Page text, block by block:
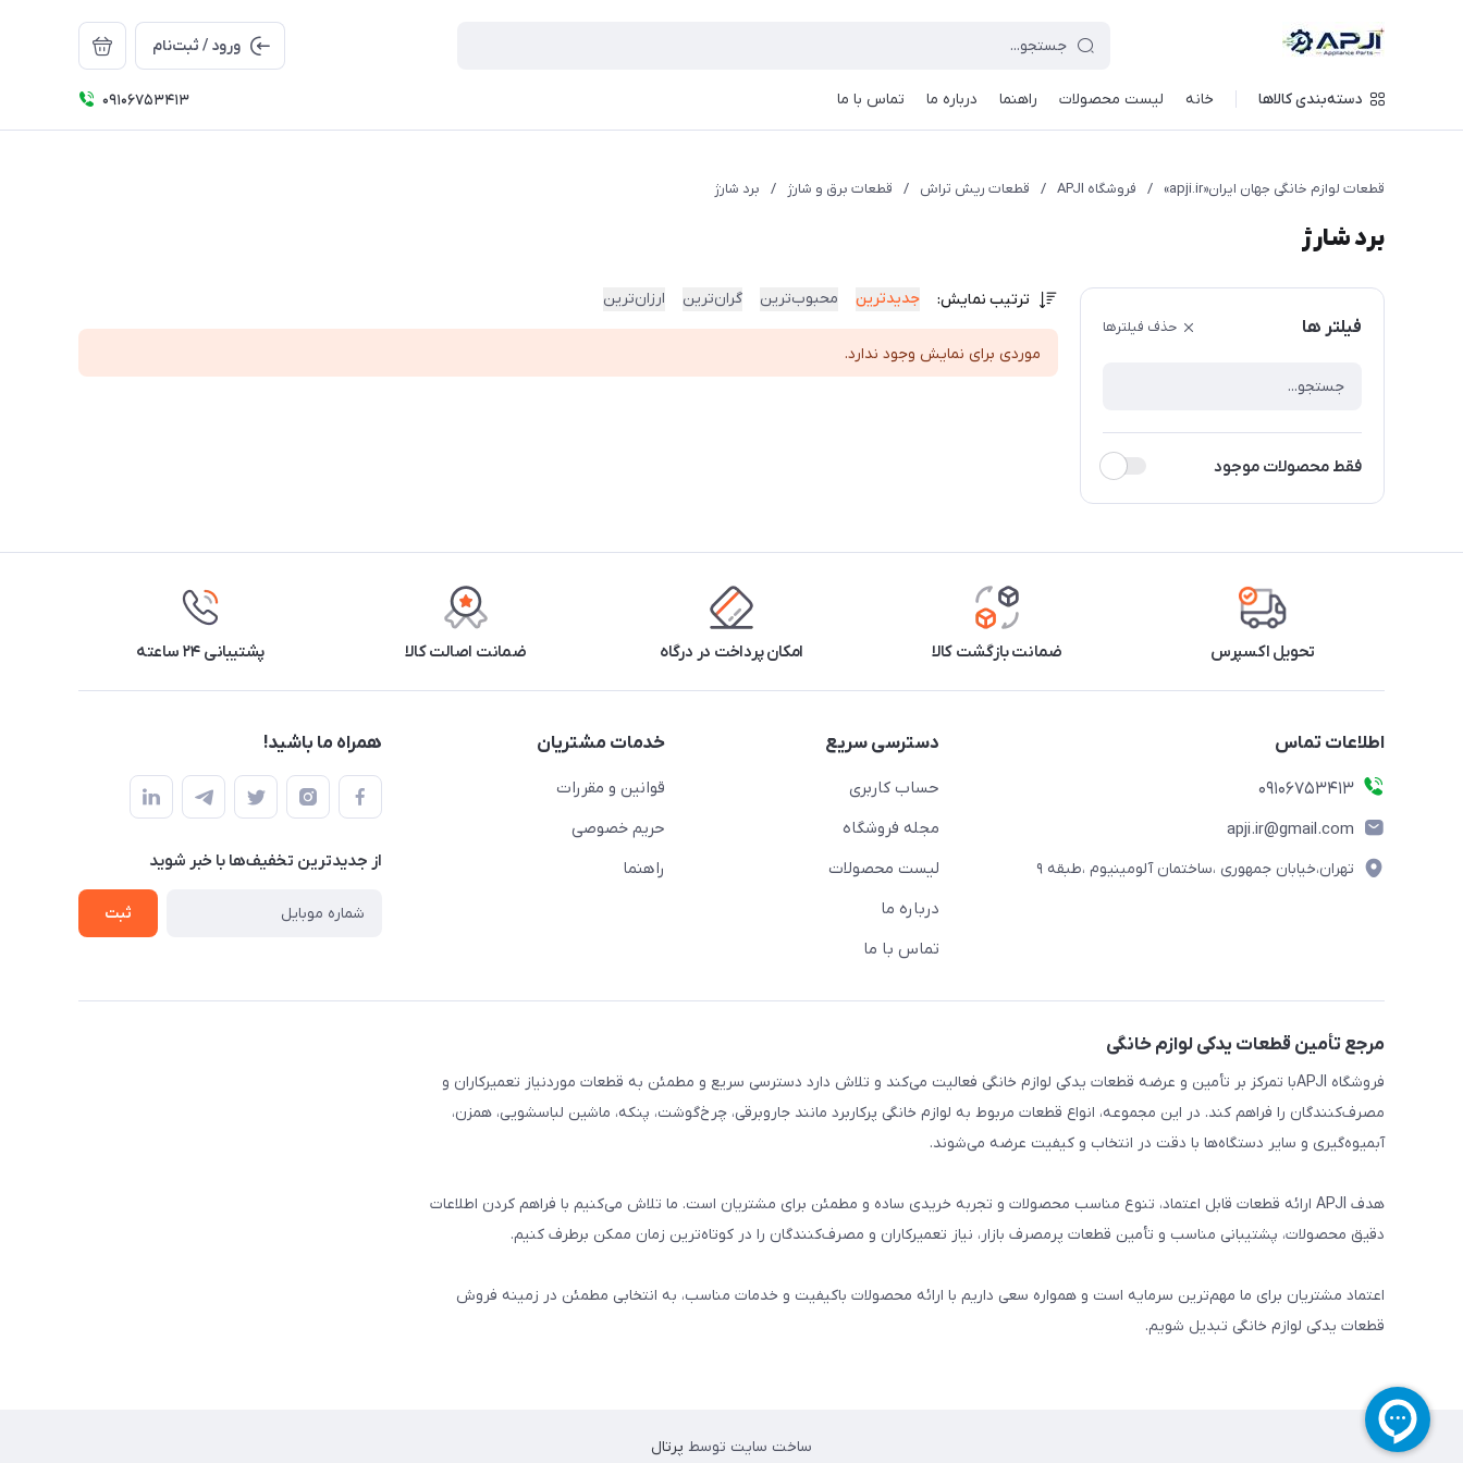
ورود / ثبت‌نام
دسته‌بندی کالاها خانه لیست محصولات راهنما درباره ما تماس با ما 09106753413
قطعات لوازم خانگی جهان ایران«apji.ir» / فروشگاه APJI / قطعات ریش تراش / قطعات برق و شارژ / برد شارژ
برد شارژ
فیلتر ها حذف فیلترها
فقط محصولات موجود
ترتیب نمایش: جدیدترین محبوب‌ترین گران‌ترین ارزان‌ترین
موردی برای نمایش وجود ندارد.
تحویل اکسپرس ضمانت بازگشت کالا امکان پرداخت در درگاه ضمانت اصالت کالا پشتیبانی ۲۴ ساعته
اطلاعات تماس
09106753413
apji.ir@gmail.com
تهران،خیابان جمهوری ،ساختمان آلومینیوم ،طبقه ۹
دسترسی سریع
حساب کاربری
مجله فروشگاه
لیست محصولات
درباره ما
تماس با ما
خدمات مشتریان
قوانین و مقررات
حریم خصوصی
راهنما
همراه ما باشید!
از جدید‌ترین تخفیف‌ها با‌ خبر شوید
ثبت
مرجع تأمین قطعات یدکی لوازم خانگی
فروشگاه APJIبا تمرکز بر تأمین و عرضه قطعات یدکی لوازم خانگی فعالیت می‌کند و تلاش دارد دسترسی سریع و مطمئن به قطعات موردنیاز تعمیرکاران و
مصرف‌کنندگان را فراهم کند. در این مجموعه، انواع قطعات مربوط به لوازم خانگی پرکاربرد مانند جاروبرقی، چرخ‌گوشت، پنکه، ماشین لباسشویی، همزن،
آبمیوه‌گیری و سایر دستگاه‌ها با دقت در انتخاب و کیفیت عرضه می‌شوند.
هدف APJI ارائه قطعات قابل اعتماد، تنوع مناسب محصولات و تجربه خریدی ساده و مطمئن برای مشتریان است. ما تلاش می‌کنیم با فراهم کردن اطلاعات
دقیق محصولات، پشتیبانی مناسب و تأمین قطعات پرمصرف بازار، نیاز تعمیرکاران و مصرف‌کنندگان را در کوتاه‌ترین زمان ممکن برطرف کنیم.
اعتماد مشتریان برای ما مهم‌ترین سرمایه است و همواره سعی داریم با ارائه محصولات باکیفیت و خدمات مناسب، به انتخابی مطمئن در زمینه فروش
قطعات یدکی لوازم خانگی تبدیل شویم.
ساخت سایت توسط پرتال